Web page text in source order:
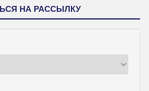
НА РАССЫЛКУ